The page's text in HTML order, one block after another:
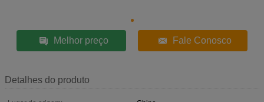
Melhor preço Fale Conosco
Detalhes do produto